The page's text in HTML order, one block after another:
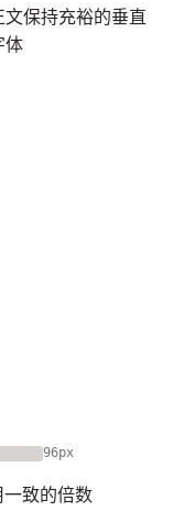
保持充裕的垂直
体
96px
致的倍数